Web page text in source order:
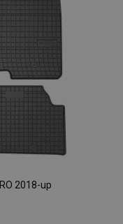
2018-up